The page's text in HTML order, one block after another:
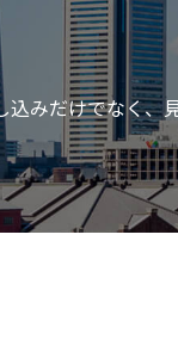
込みだけでなく、